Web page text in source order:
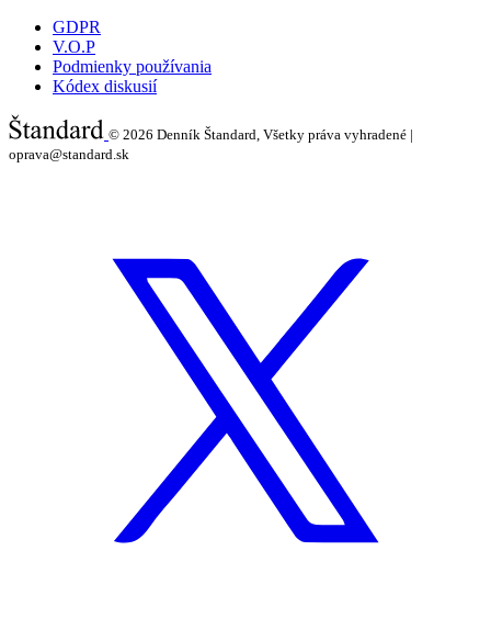
GDPR
V.O.P
Podmienky používania
Kódex diskusií
© 2026 Denník Štandard, Všetky práva vyhradené |
oprava@standard.sk